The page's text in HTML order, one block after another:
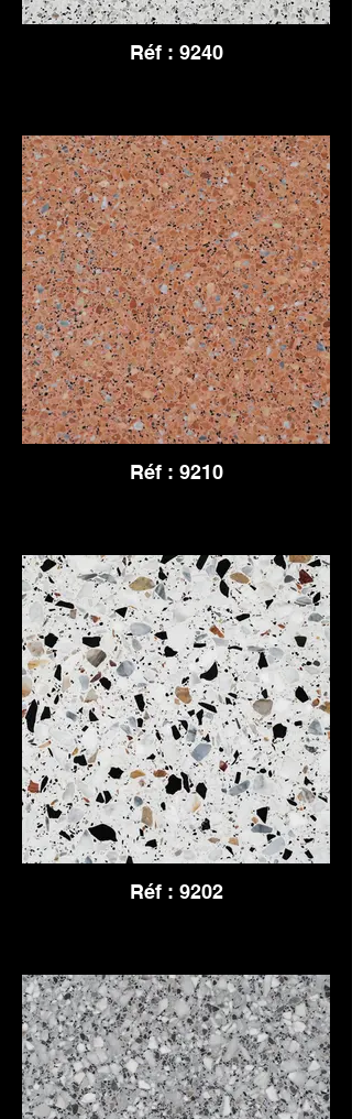
Réf : 9240
Réf : 9210
Réf : 9202